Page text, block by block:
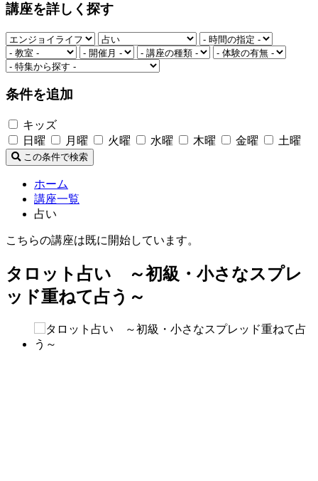
講座を詳しく探す
条件を追加
キッズ
日曜
月曜 火曜 水曜 木曜 金曜 土曜
この条件で検索
ホーム
講座一覧
占い
こちらの講座は既に開始しています。
タロット占い ～初級・小さなスプレ
ッド重ねて占う～